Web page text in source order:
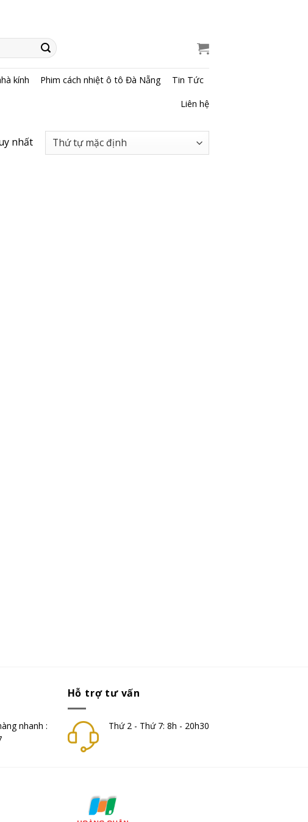
kính Phim cách nhiệt ô tô Đà Nẵng Tin Tức
Liên hệ
nhất
nhanh :
Hỗ trợ tư vấn
Thứ 2 - Thứ 7: 8h - 20h30